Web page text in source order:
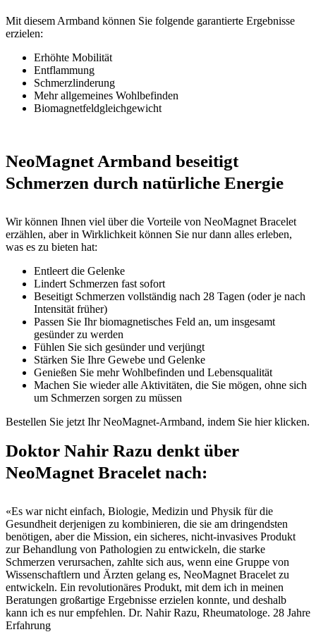
Mit diesem Armband können Sie folgende garantierte Ergebnisse
erzielen:
Erhöhte Mobilität
Entflammung
Schmerzlinderung
Mehr allgemeines Wohlbefinden
Biomagnetfeldgleichgewicht
NeoMagnet Armband beseitigt
Schmerzen durch natürliche Energie
Wir können Ihnen viel über die Vorteile von NeoMagnet Bracelet
erzählen, aber in Wirklichkeit können Sie nur dann alles erleben,
was es zu bieten hat:
Entleert die Gelenke
Lindert Schmerzen fast sofort
Beseitigt Schmerzen vollständig nach 28 Tagen (oder je nach
Intensität früher)
Passen Sie Ihr biomagnetisches Feld an, um insgesamt
gesünder zu werden
Fühlen Sie sich gesünder und verjüngt
Stärken Sie Ihre Gewebe und Gelenke
Genießen Sie mehr Wohlbefinden und Lebensqualität
Machen Sie wieder alle Aktivitäten, die Sie mögen, ohne sich
um Schmerzen sorgen zu müssen
Bestellen Sie jetzt Ihr NeoMagnet-Armband, indem Sie hier klicken.
Doktor Nahir Razu denkt über
NeoMagnet Bracelet nach:
«Es war nicht einfach, Biologie, Medizin und Physik für die
Gesundheit derjenigen zu kombinieren, die sie am dringendsten
benötigen, aber die Mission, ein sicheres, nicht-invasives Produkt
zur Behandlung von Pathologien zu entwickeln, die starke
Schmerzen verursachen, zahlte sich aus, wenn eine Gruppe von
Wissenschaftlern und Ärzten gelang es, NeoMagnet Bracelet zu
entwickeln. Ein revolutionäres Produkt, mit dem ich in meinen
Beratungen großartige Ergebnisse erzielen konnte, und deshalb
kann ich es nur empfehlen. Dr. Nahir Razu, Rheumatologe. 28 Jahre
Erfahrung